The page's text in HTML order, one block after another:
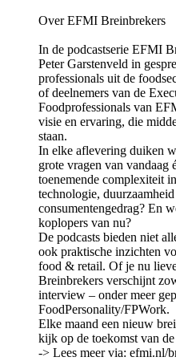
Over EFMI Breinbrekers
In de podcastserie EFMI
Peter Garstenveld in
professionals uit de
of deelnemers van de
Foodprofessionals⁠⁠⁠⁠ van
visie en ervaring, die
staan.
In elke aflevering duiken
grote vragen van vandaag
toenemende complexiteit
technologie,
consumentengedrag? En
koplopers van nu?
De podcasts bieden niet
ook praktische inzichten
food & retail. Of je nu
Breinbrekers verschijnt
interview – onder meer
FoodPersonality/FPWork.
Elke maand een nieuw
kijk op de toekomst van
-> Lees meer via: ⁠⁠⁠⁠efmi.nl/